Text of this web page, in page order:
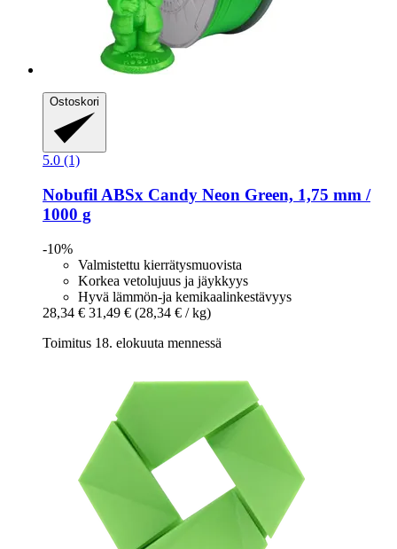
Ostoskori
5.0 (1)
Nobufil ABSx Candy Neon Green, 1,75 mm /
1000 g
-10%
Valmistettu kierrätysmuovista
Korkea vetolujuus ja jäykkyys
Hyvä lämmön-ja kemikaalinkestävyys
28,34 € 31,49 € (28,34 € / kg)
Toimitus 18. elokuuta mennessä